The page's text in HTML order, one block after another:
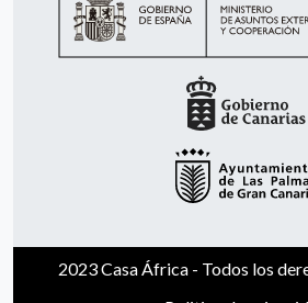
2023 Casa África - Todos los